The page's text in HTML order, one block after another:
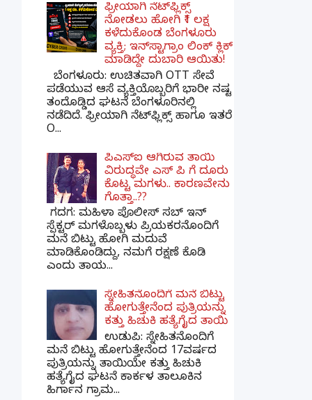
ಫ್ರೀಯಾಗಿ ನೆಟ್‌ಫ್ಲಿಕ್ಸ್
ನೋಡಲು ಹೋಗಿ ₹1 ಲಕ್ಷ
ಕಳೆದುಕೊಂಡ ಬೆಂಗಳೂರು
ವ್ಯಕ್ತಿ; ಇನ್‌ಸ್ಟಾಗ್ರಾಂ ಲಿಂಕ್ ಕ್ಲಿಕ್
ಮಾಡಿದ್ದೇ ದುಬಾರಿ ಆಯಿತು!
ಬೆಂಗಳೂರು: ಉಚಿತವಾಗಿ OTT ಸೇವೆ
ಪಡೆಯುವ ಆಸೆ ವ್ಯಕ್ತಿಯೊಬ್ಬರಿಗೆ ಭಾರೀ ನಷ್ಟ
ತಂದೊಡ್ಡಿದ ಘಟನೆ ಬೆಂಗಳೂರಿನಲ್ಲಿ
ನಡೆದಿದೆ. ಫ್ರೀಯಾಗಿ ನೆಟ್‌ಫ್ಲಿಕ್ಸ್ ಹಾಗೂ ಇತರೆ
O...
ಪಿಎಸ್​ಐ ಆಗಿರುವ ತಾಯಿ
ವಿರುದ್ಧವೇ ಎಸ್ ಪಿ ಗೆ ದೂರು
ಕೊಟ್ಟ ಮಗಳು.. ಕಾರಣವೇನು
ಗೊತ್ತಾ..??
ಗದಗ​: ಮಹಿಳಾ ಪೊಲೀಸ್​ ಸಬ್ ​ಇನ್​
ಸ್ಪೆಕ್ಟರ್​ ಮಗಳೊಬ್ಬಳು ಪ್ರಿಯಕರನೊಂದಿಗೆ
ಮನೆ ಬಿಟ್ಟು ಹೋಗಿ ಮದುವೆ
ಮಾಡಿಕೊಂಡಿದ್ದು, ನಮಗೆ ರಕ್ಷಣೆ ಕೊಡಿ
ಎಂದು ತಾಯ...
ಸ್ನೇಹಿತನೊಂದಿಗೆ ಮನೆ ಬಿಟ್ಟು
ಹೋಗುತ್ತೇನೆಂದ ಪುತ್ರಿಯನ್ನು
ಕತ್ತು ಹಿಚುಕಿ ಹತ್ಯೆಗೈದ ತಾಯಿ
ಉಡುಪಿ: ಸ್ನೇಹಿತನೊಂದಿಗೆ
ಮನೆ ಬಿಟ್ಟು ಹೋಗುತ್ತೇನೆಂದ 17ವರ್ಷದ
ಪುತ್ರಿಯನ್ನು ತಾಯಿಯೇ ಕತ್ತು ಹಿಚುಕಿ
ಹತ್ಯೆಗೈದ ಘಟನೆ ಕಾರ್ಕಳ ತಾಲೂಕಿನ
ಹಿರ್ಗಾನ ಗ್ರಾಮ...